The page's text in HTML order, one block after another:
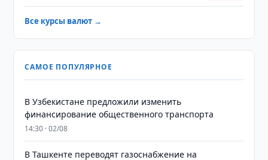
Все курсы валют →
САМОЕ ПОПУЛЯРНОЕ
В Узбекистане предложили изменить
финансирование общественного транспорта
14:30 · 02/08
В Ташкенте переводят газоснабжение на